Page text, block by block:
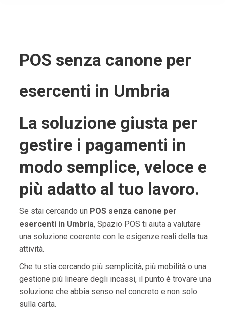
POS senza canone per
esercenti in Umbria
La soluzione giusta per
gestire i pagamenti in
modo semplice, veloce e
più adatto al tuo lavoro.
Se stai cercando un POS senza canone per
esercenti in Umbria, Spazio POS ti aiuta a valutare
una soluzione coerente con le esigenze reali della tua
attività.
Che tu stia cercando più semplicità, più mobilità o una
gestione più lineare degli incassi, il punto è trovare una
soluzione che abbia senso nel concreto e non solo
sulla carta.